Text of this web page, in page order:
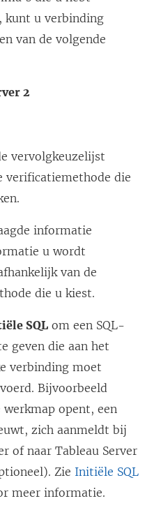
o
kunt u verbinding
van de volgende
2
vervolgkeuzelijst
verificatiemethode die
informatie
u wordt
van de
die u kiest.
SQL om een SQL-
geven die aan het
verbinding moet
Bijvoorbeeld
werkmap opent, een
zich aanmeldt bij
of naar Tableau Server
Zie Initiële SQL
meer informatie.